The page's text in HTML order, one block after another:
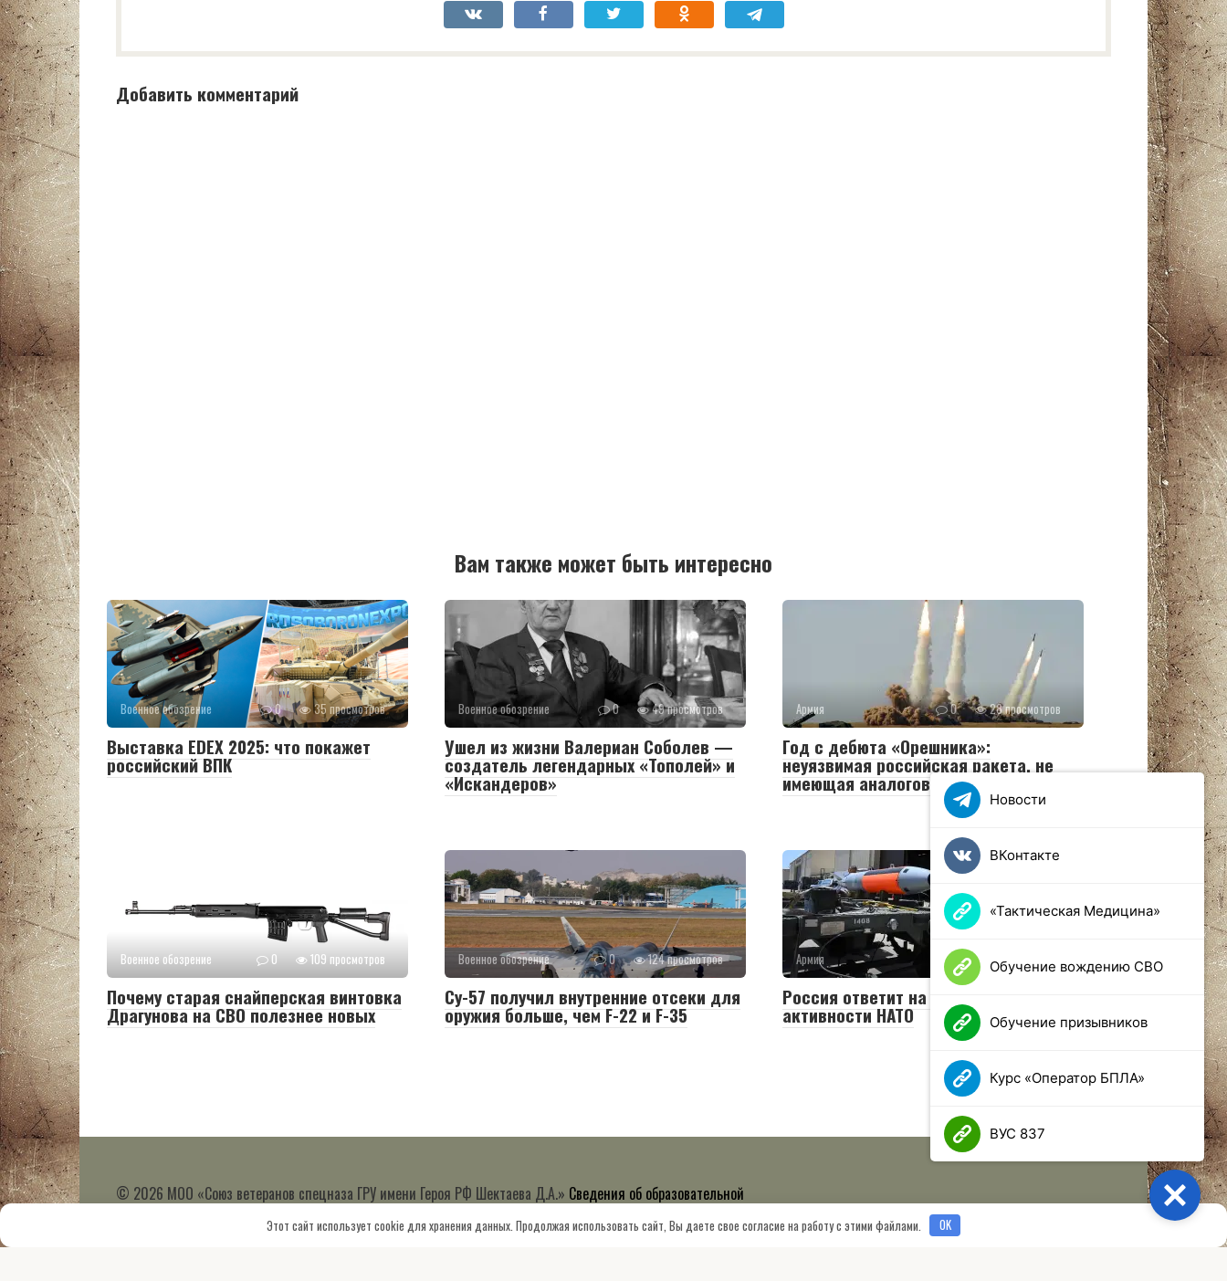
Добавить комментарий
Вам также может быть интересно
Военное обозрение 0 35 просмотров
Выставка EDEX 2025: что покажет
российский ВПК
Военное обозрение 0 49 просмотров
Ушел из жизни Валериан Соболев —
создатель легендарных «Тополей» и
«Искандеров»
Армия 0 28 просмотров
Год с дебюта «Орешника»:
неуязвимая российская ракета, не
имеющая аналогов
Военное обозрение 0 109 просмотров
Почему старая снайперская винтовка
Драгунова на СВО полезнее новых
Военное обозрение 0 124 просмотров
Су-57 получил внутренние отсеки для
оружия больше, чем F-22 и F-35
Армия 0 90 просмотров
Россия ответит на усиление ядерной
активности НАТО
© 2026 МОО «Союз ветеранов спецназа ГРУ имени Героя РФ Шектаева Д.А.» Сведения об образовательной
Этот сайт использует cookie для хранения данных. Продолжая использовать сайт, Вы даете свое согласие на работу с этими файлами. OK
Новости
ВКонтакте
«Тактическая Медицина»
Обучение вождению СВО
Обучение призывников
Курс «Оператор БПЛА»
ВУС 837
Close